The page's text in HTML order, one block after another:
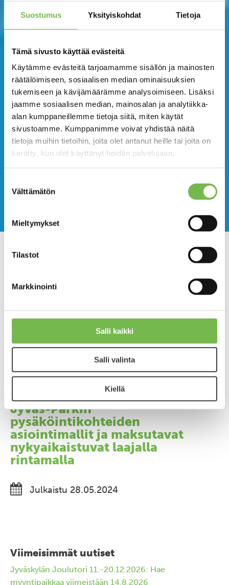
Suostumus Yksityiskohdat Tietoja
Tämä sivusto käyttää evästeitä
Käytämme evästeitä tarjoamamme sisällön ja mainosten
räätälöimiseen, sosiaalisen median ominaisuuksien
tukemiseen ja kävijämäärämme analysoimiseen. Lisäksi
jaamme sosiaalisen median, mainosalan ja analytiikka-
alan kumppaneillemme tietoja siitä, miten käytät
sivustoamme. Kumppanimme voivat yhdistää näitä
tietoja muihin tietoihin, joita olet antanut heille tai joita on
kerätty, kun olet käyttänyt heidän palvelujaan.
valinta
Välttämätön
Mieltymykset
Tilastot
Markkinointi
Salli kaikki
Salli valinta
Kiellä
Jyväs-Parkin
asiointimalli- ja
maksutapauudistukset jatkuvat
touko- ja kesäkuussa 2025
Julkaistu 24.04.2025
Jyväs-Parkin
pysäköintikohteiden
asiointimallit ja maksutavat
nykyaikaistuvat laajalla
rintamalla
Julkaistu 28.05.2024
Viimeisimmät uutiset
Jyväskylän Joulutori 11.-20.12.2026: Hae
myyntipaikkaa viimeistään 14.8.2026